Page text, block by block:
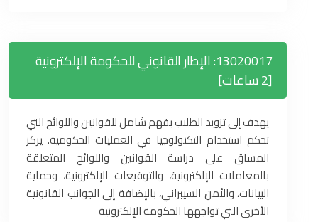
13020017: الإطار القانوني للحكومة الإلكترونية
[2 ساعات]
يهدف إلى تزويد الطلاب بفهم شامل للقوانين واللوائح التي
تحكم استخدام التكنولوجيا في العمليات الحكومية. يركز
المساق على دراسة القوانين واللوائح المتعلقة
بالمعاملات الإلكترونية، والتوقيعات الإلكترونية، وحماية
البيانات، والأمن السيبراني، بالإضافة إلى الجوانب القانونية
الأخرى التي تواجهها الحكومة الإلكترونية